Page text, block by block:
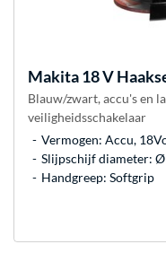
Makita18 V
Blauw/zwart, accu's en
veiligheidsschakelaar
Vermogen: Accu,
Slijpschijf diameter:
Handgreep: Softgrip